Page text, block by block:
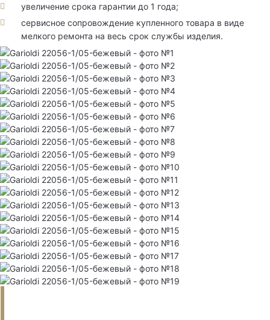
увеличение срока гарантии до 1 года;
сервисное сопровождение купленного товара в виде
мелкого ремонта на весь срок службы изделия.